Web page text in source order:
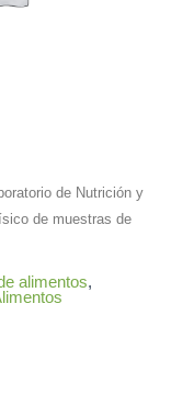
de Nutrición y
de muestras de
alimentos,